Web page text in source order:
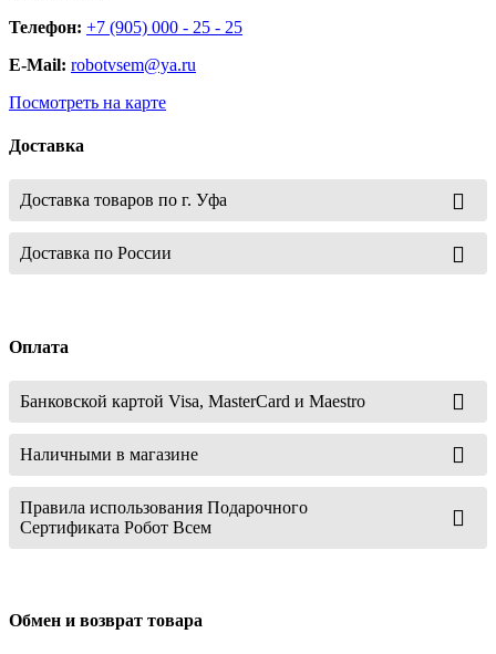
Телефон: +7 (905) 000 - 25 - 25
E-Mail: robotvsem@ya.ru
Посмотреть на карте
Доставка
Доставка товаров по г. Уфа
Доставка по России
Оплата
Банковской картой Visa, MasterCard и Maestro
Наличными в магазине
Правила использования Подарочного
Сертификата Робот Всем
Обмен и возврат товара